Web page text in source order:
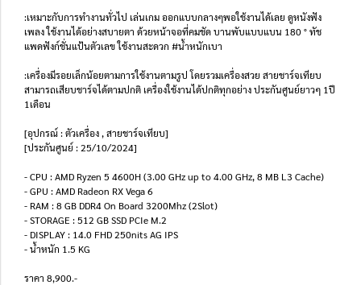
:เหมาะกับการทำงานทั่วไป เล่นเกม ออกแบบกลางๆพอใช้งานได้เลย ดูหนังฟัง
เพลง ใช้งานได้อย่างสบายตา ด้วยหน้าจอที่คมชัด บานพับแบบแบน 180 ° ทัช
แพดฟังก์ชั่นแป้นตัวเลข ใช้งานสะดวก #น้ำหนักเบา
:เครื่องมีรอยเล็กน้อยตามการใช้งานตามรูป โดยรวมเครื่องสวย สายชาร์จเทียบ
สามารถเสียบชาร์จได้ตามปกติ เครื่องใช้งานได้ปกติทุกอย่าง ประกันศูนย์ยาวๆ 1ปี
1เดือน
[อุปกรณ์ : ตัวเครื่อง , สายชาร์จเทียบ]
[ประกันศูนย์ : 25/10/2024]
- CPU : AMD Ryzen 5 4600H (3.00 GHz up to 4.00 GHz, 8 MB L3 Cache)
- GPU : AMD Radeon RX Vega 6
- RAM : 8 GB DDR4 On Board 3200Mhz (2Slot)
- STORAGE : 512 GB SSD PCIe M.2
- DISPLAY : 14.0 FHD 250nits AG IPS
- น้ำหนัก 1.5 KG
ราคา 8,900.-